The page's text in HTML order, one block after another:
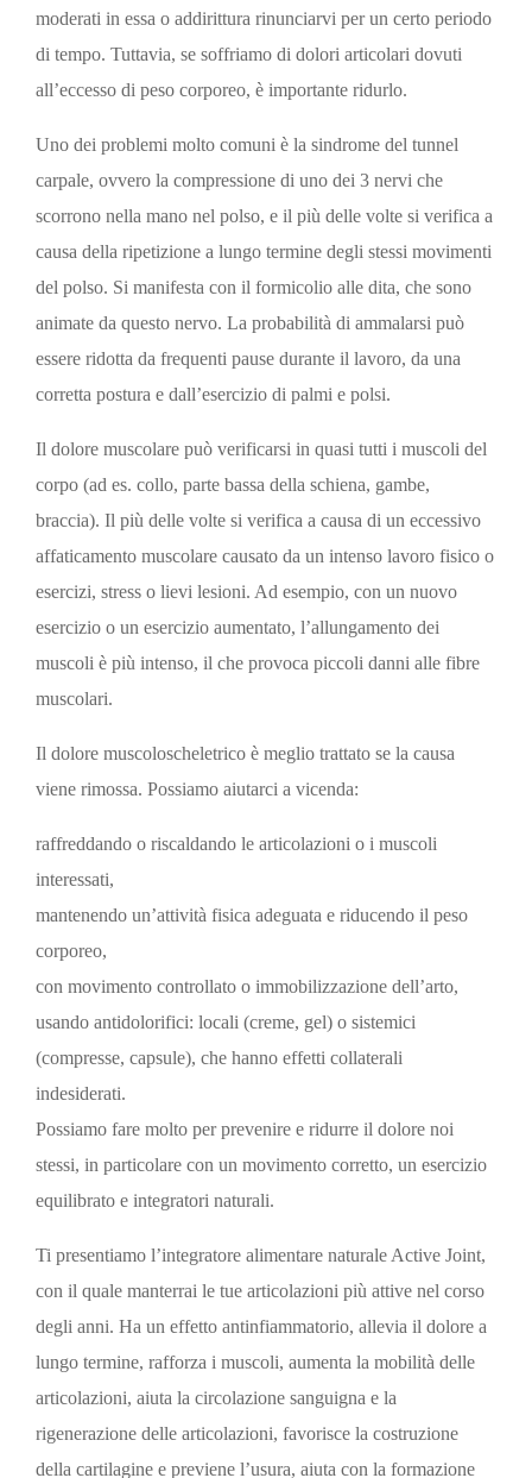
moderati in essa o addirittura rinunciarvi per un certo periodo
di tempo. Tuttavia, se soffriamo di dolori articolari dovuti
all’eccesso di peso corporeo, è importante ridurlo.
Uno dei problemi molto comuni è la sindrome del tunnel
carpale, ovvero la compressione di uno dei 3 nervi che
scorrono nella mano nel polso, e il più delle volte si verifica a
causa della ripetizione a lungo termine degli stessi movimenti
del polso. Si manifesta con il formicolio alle dita, che sono
animate da questo nervo. La probabilità di ammalarsi può
essere ridotta da frequenti pause durante il lavoro, da una
corretta postura e dall’esercizio di palmi e polsi.
Il dolore muscolare può verificarsi in quasi tutti i muscoli del
corpo (ad es. collo, parte bassa della schiena, gambe,
braccia). Il più delle volte si verifica a causa di un eccessivo
affaticamento muscolare causato da un intenso lavoro fisico o
esercizi, stress o lievi lesioni. Ad esempio, con un nuovo
esercizio o un esercizio aumentato, l’allungamento dei
muscoli è più intenso, il che provoca piccoli danni alle fibre
muscolari.
Il dolore muscoloscheletrico è meglio trattato se la causa
viene rimossa. Possiamo aiutarci a vicenda:
raffreddando o riscaldando le articolazioni o i muscoli
interessati,
mantenendo un’attività fisica adeguata e riducendo il peso
corporeo,
con movimento controllato o immobilizzazione dell’arto,
usando antidolorifici: locali (creme, gel) o sistemici
(compresse, capsule), che hanno effetti collaterali
indesiderati.
Possiamo fare molto per prevenire e ridurre il dolore noi
stessi, in particolare con un movimento corretto, un esercizio
equilibrato e integratori naturali.
Ti presentiamo l’integratore alimentare naturale Active Joint,
con il quale manterrai le tue articolazioni più attive nel corso
degli anni. Ha un effetto antinfiammatorio, allevia il dolore a
lungo termine, rafforza i muscoli, aumenta la mobilità delle
articolazioni, aiuta la circolazione sanguigna e la
rigenerazione delle articolazioni, favorisce la costruzione
della cartilagine e previene l’usura, aiuta con la formazione